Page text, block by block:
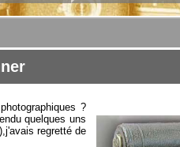
?
quelques uns
regretté de